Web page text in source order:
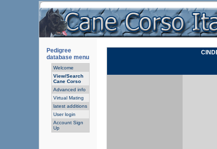
Pedigree
database menu
Welcome
View/Search
Cane Corso
Advanced info
Virtual Mating
latest additions
User login
Account Sign
Up